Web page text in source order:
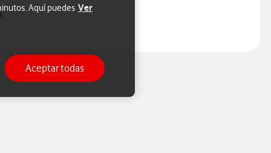
Aquí puedes Ver
Aceptar todas